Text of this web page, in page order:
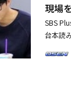
現場
SBS
台本読
が参加
ュは